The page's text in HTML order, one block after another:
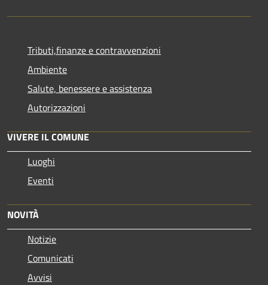
Tributi,finanze e contravvenzioni
Ambiente
Salute, benessere e assistenza
Autorizzazioni
VIVERE IL COMUNE
Luoghi
Eventi
NOVITÀ
Notizie
Comunicati
Avvisi